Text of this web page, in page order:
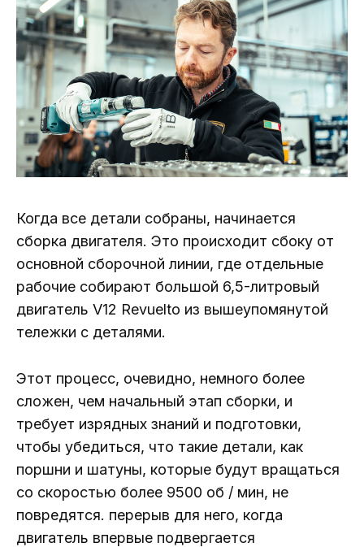
Когда все детали собраны, начинается
сборка двигателя. Это происходит сбоку от
основной сборочной линии, где отдельные
рабочие собирают большой 6,5-литровый
двигатель V12 Revuelto из вышеупомянутой
тележки с деталями.
Этот процесс, очевидно, немного более
сложен, чем начальный этап сборки, и
требует изрядных знаний и подготовки,
чтобы убедиться, что такие детали, как
поршни и шатуны, которые будут вращаться
со скоростью более 9500 об / мин, не
повредятся. перерыв для него, когда
двигатель впервые подвергается